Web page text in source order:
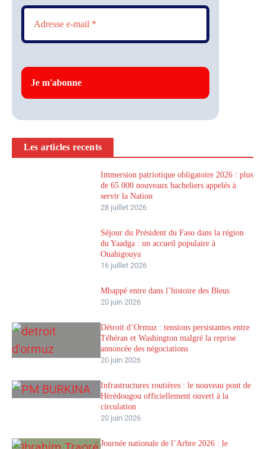
Les articles recents
Immersion patriotique obligatoire 2026 : plus
de 65 000 nouveaux bacheliers appelés à
servir la Nation
28 juillet 2026
Séjour du Président du Faso dans la région
du Yaadga : un accueil populaire à
Ouahigouya
16 juillet 2026
Mbappé entre dans l’histoire des Bleus
20 juin 2026
Détroit d’Ormuz : tensions persistantes entre
Téhéran et Washington malgré la reprise
annoncée des négociations
20 juin 2026
Infrastructures routières : le nouveau pont de
Hèrèdougou officiellement ouvert à la
circulation
20 juin 2026
Journée nationale de l’Arbre 2026 : le